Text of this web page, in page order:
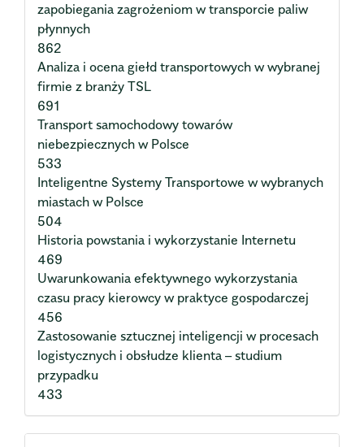
zapobiegania zagrożeniom w transporcie paliw
płynnych
862
Analiza i ocena giełd transportowych w wybranej
firmie z branży TSL
691
Transport samochodowy towarów
niebezpiecznych w Polsce
533
Inteligentne Systemy Transportowe w wybranych
miastach w Polsce
504
Historia powstania i wykorzystanie Internetu
469
Uwarunkowania efektywnego wykorzystania
czasu pracy kierowcy w praktyce gospodarczej
456
Zastosowanie sztucznej inteligencji w procesach
logistycznych i obsłudze klienta – studium
przypadku
433